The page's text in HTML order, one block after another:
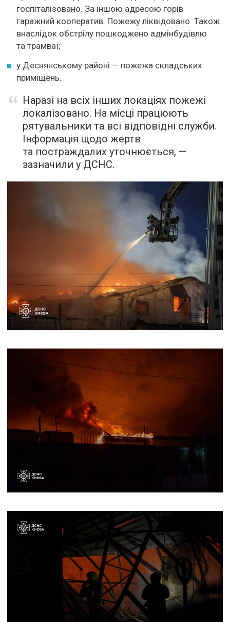
госпіталізовано. За іншою адресою горів
гаражний кооператив. Пожежу ліквідовано. Також
внаслідок обстрілу пошкоджено адмінбудівлю
та трамваї;
у Деснянському районі — пожежа складських
приміщень.
Наразі на всіх інших локаціях пожежі
локалізовано. На місці працюють
рятувальники та всі відповідні служби.
Інформація щодо жертв
та постраждалих уточнюється, —
зазначили у ДСНС.